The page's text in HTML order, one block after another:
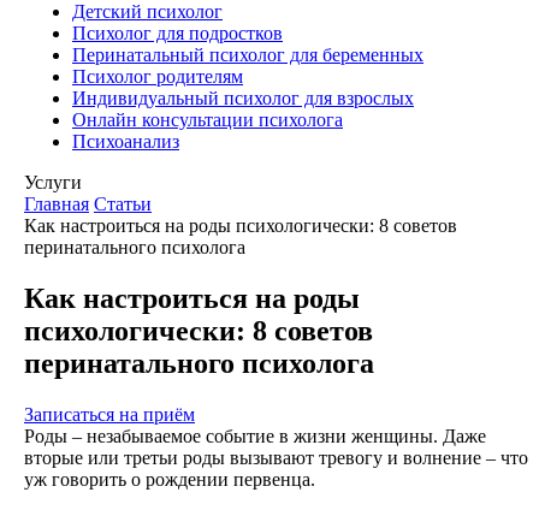
Детский психолог
Психолог для подростков
Перинатальный психолог для беременных
Психолог родителям
Индивидуальный психолог для взрослых
Онлайн консультации психолога
Психоанализ
Услуги
Главная Статьи
Как настроиться на роды психологически: 8 советов
перинатального психолога
Как настроиться на роды
психологически: 8 советов
перинатального психолога
Записаться на приём
Роды – незабываемое событие в жизни женщины. Даже
вторые или третьи роды вызывают тревогу и волнение – что
уж говорить о рождении первенца.